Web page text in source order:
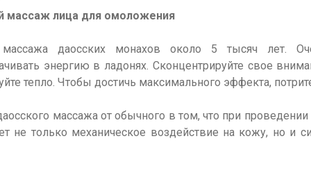
массаж лица для омоложения
массажа даосских монахов около 5 тысяч лет.
энергию в ладонях. Сконцентрируйте свое
тепло. Чтобы достичь максимального эффекта,
массажа от обычного в том, что при
не только механическое воздействие на кожу, но и